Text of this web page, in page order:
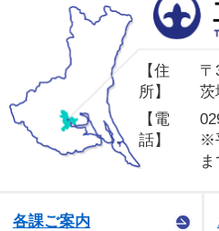
【住
所】
〒
茨
【電
話】
※
各課ご案内